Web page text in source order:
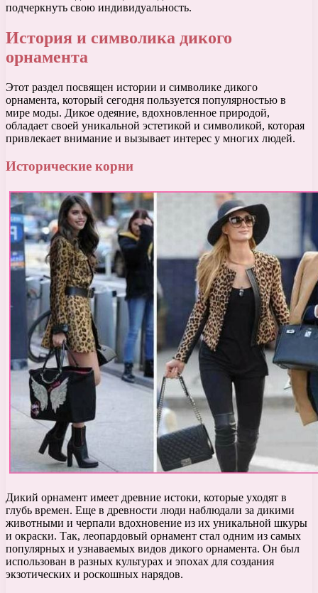
подчеркнуть свою индивидуальность.
История и символика дикого
орнамента
Этот раздел посвящен истории и символике дикого
орнамента, который сегодня пользуется популярностью в
мире моды. Дикое одеяние, вдохновленное природой,
обладает своей уникальной эстетикой и символикой, которая
привлекает внимание и вызывает интерес у многих людей.
Исторические корни
Дикий орнамент имеет древние истоки, которые уходят в
глубь времен. Еще в древности люди наблюдали за дикими
животными и черпали вдохновение из их уникальной шкуры
и окраски. Так, леопардовый орнамент стал одним из самых
популярных и узнаваемых видов дикого орнамента. Он был
использован в разных культурах и эпохах для создания
экзотических и роскошных нарядов.